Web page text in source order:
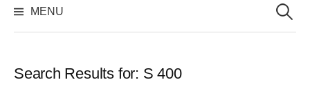
MENU
for:
Search Results for: S 400